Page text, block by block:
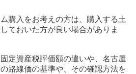
購入をお考えの方は、購入する土
ておいた方が良い場合がありま
定資産税評価額の違いや、名古屋
路線価の基準や、その確認方法を